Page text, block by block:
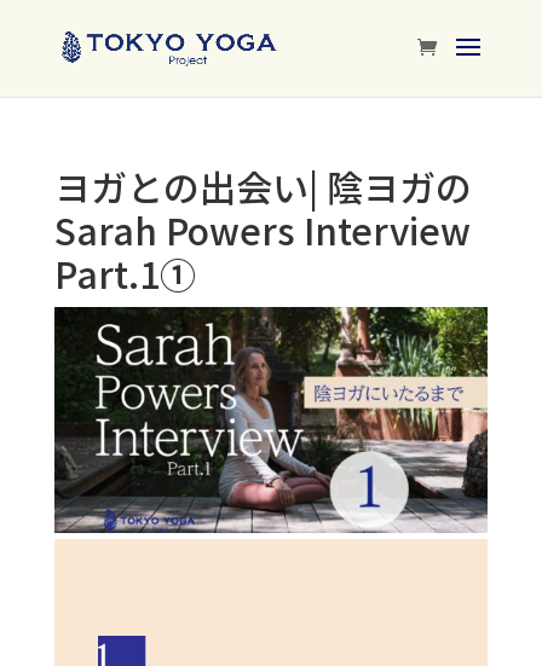
ヨガとの出会い| 陰ヨガの
Sarah Powers Interview
Part.1①